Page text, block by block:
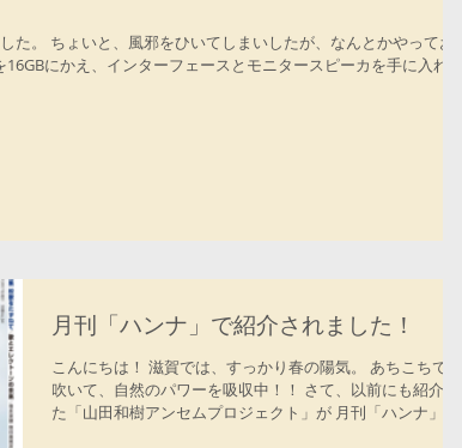
た。 ちょいと、風邪をひいてしまいしたが、なんとかやっており
にかえ、インターフェースとモニタースピーカを手に入れ、
月刊「ハンナ」で紹介されました！
こんにちは！ 滋賀では、すっかり春の陽気。 あちこちで芽
吹いて、自然のパワーを吸収中！！ さて、以前にも紹介し
た「山田和樹アンセムプロジェクト」が 月刊「ハンナ」に